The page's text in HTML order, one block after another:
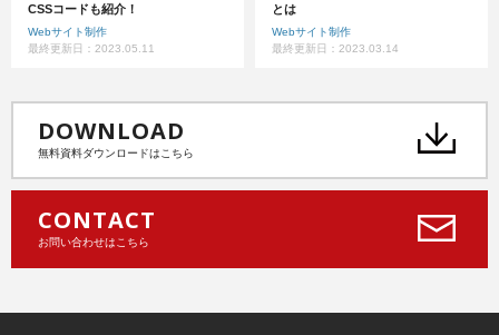
CSSコードも紹介！
Webサイト制作
最終更新日：2023.05.11
とは
Webサイト制作
最終更新日：2023.03.14
DOWNLOAD
無料資料ダウンロードはこちら
CONTACT
お問い合わせはこちら